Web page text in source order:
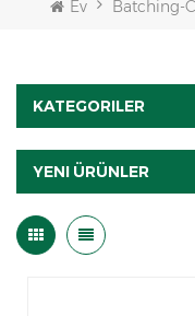
Ev
KATEGORILER
YENI ÜRÜNLER